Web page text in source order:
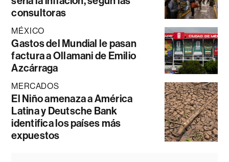
consultoras
MÉXICO
Gastos del Mundial le pasan
factura a Ollamani de Emilio
Azcárraga
MERCADOS
El Niño amenaza a América
Latina y Deutsche Bank
identifica los países más
expuestos